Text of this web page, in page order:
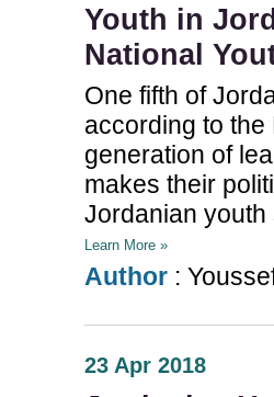
Youth in
National
One fifth of
according to the
generation of
makes their
Jordanian youth
Learn More »
Author :
23 Apr 2018